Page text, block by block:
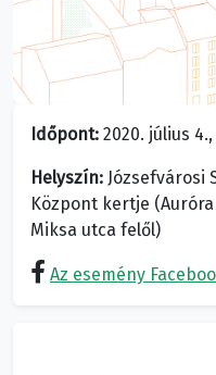
Időpont: 2020. július
Helyszín: Józsefvárosi
Központ kertje
Miksa utca felől)
Az esemény